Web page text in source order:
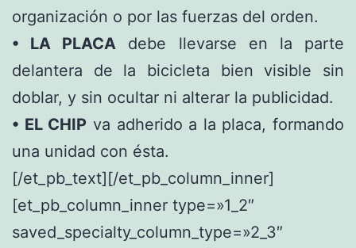
organización o por las fuerzas del orden.
• LA PLACA debe llevarse en la parte
delantera de la bicicleta bien visible sin
doblar, y sin ocultar ni alterar la publicidad.
• EL CHIP va adherido a la placa, formando
una unidad con ésta.
[/et_pb_text][/et_pb_column_inner]
[et_pb_column_inner type=»1_2″
saved_specialty_column_type=»2_3″